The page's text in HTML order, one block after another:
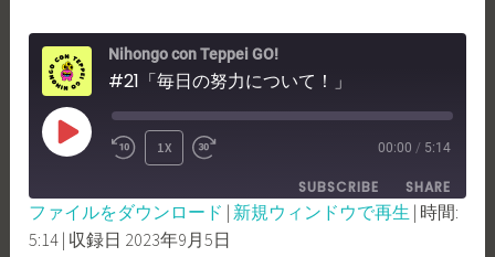
Nihongo con Teppei GO!
#21「毎日の努力について！」
PLAY
REWIND
10
SECONDS
1X
FAST
FORWARD
30
00:00 / 5:14
SUBSCRIBE SHARE
SHARE
ファイルをダウンロード | 新規ウィンドウで再生 | 時間:
5:14 | 収録日 2023年9月5日